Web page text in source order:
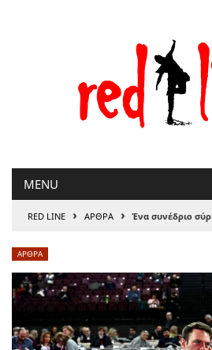
MENU
RED LINE › ΑΡΘΡΑ › Ένα συνέδριο
ΑΡΘΡΑ